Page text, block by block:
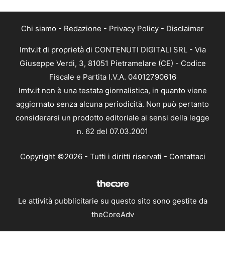
Chi siamo - Redazione - Privacy Policy - Disclaimer
Imtv.it di proprietà di CONTENUTI DIGITALI SRL - Via
Giuseppe Verdi, 3, 81051 Pietramelare (CE) - Codice
Fiscale e Partita I.V.A. 04012790616
Imtv.it non è una testata giornalistica, in quanto viene
aggiornato senza alcuna periodicità. Non può pertanto
considerarsi un prodotto editoriale ai sensi della legge
n. 62 del 07.03.2001
Copyright ©2026 - Tutti i diritti riservati - Contattaci
Le attività pubblicitarie su questo sito sono gestite da
theCoreAdv